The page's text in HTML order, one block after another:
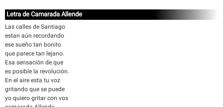
Letra de Camarada Allende
Las calles de Santiago
estan aún recordando
ese sueño tan bonito
que parece tan lejano.
Esa sensación de que
es posible la revolución.
En el aire esta tu voz
gritando que se puede
yo quiero gritar con vos